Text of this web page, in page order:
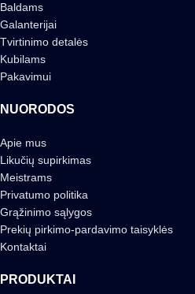
Baldams
Galanterijai
Tvirtinimo detalės
Kubilams
Pakavimui
NUORODOS
Apie mus
Likučių supirkimas
Meistrams
Privatumo politika
Grąžinimo sąlygos
Prekių pirkimo-pardavimo taisyklės
Kontaktai
PRODUKTAI